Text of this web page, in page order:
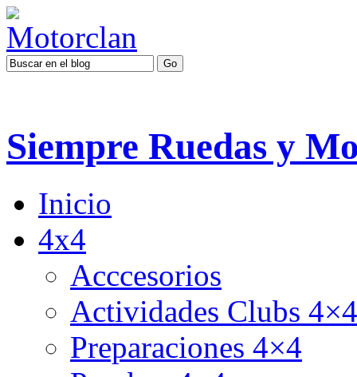
Siempre Ruedas y
Inicio
4x4
Acccesorios
Actividades Clubs 4×4
Preparaciones 4×4